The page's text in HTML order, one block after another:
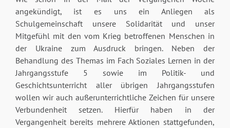
angekündigt, ist es uns ein Anliegen als
Schulgemeinschaft unsere Solidarität und unser
Mitgefühl mit den vom Krieg betroffenen Menschen in
der Ukraine zum Ausdruck bringen. Neben der
Behandlung des Themas im Fach Soziales Lernen in der
Jahrgangsstufe 5 sowie im Politik- und
Geschichtsunterricht aller übrigen Jahrgangsstufen
wollen wir auch außerunterrichtliche Zeichen für unsere
Verbundenheit setzen. Hierfür haben in der
Vergangenheit bereits mehrere Aktionen stattgefunden,